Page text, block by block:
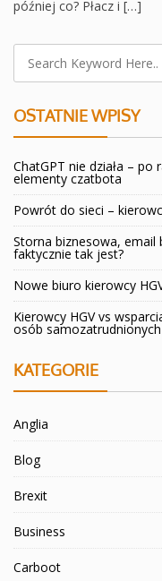
później co? Płacz i […]
OSTATNIE WPISY
ChatGPT nie działa –
elementy czatbota
Powrót do sieci –
Storna biznesowa, email
faktycznie tak jest?
Nowe biuro kierowcy
Kierowcy HGV vs
osób samozatrudnionych
KATEGORIE
Anglia
Blog
Brexit
Business
Carboot